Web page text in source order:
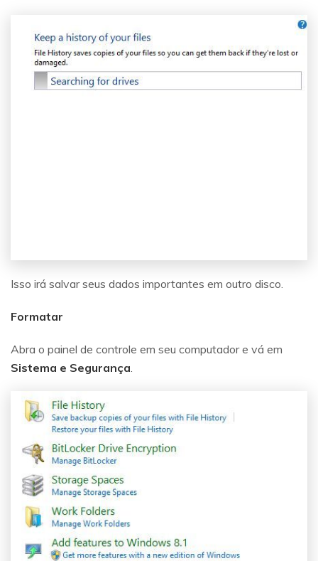
momentos preciosos com uma solução baseada em
IA.
Vamos lá
Isso irá salvar seus dados importantes em outro disco.
Formatar
Abra o painel de controle em seu computador e vá em
Sistema e Segurança.